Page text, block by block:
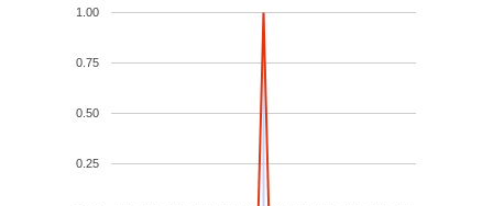
0.25
0.50
0.75
1.00